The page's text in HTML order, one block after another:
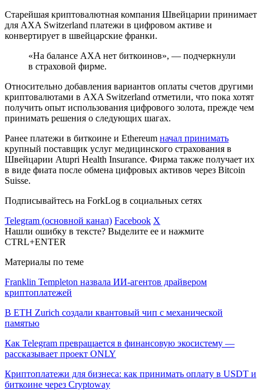
Старейшая криптовалютная компания Швейцарии принимает
для AXA Switzerland платежи в цифровом активе и
конвертирует в швейцарские франки.
«На балансе AXA нет биткоинов», — подчеркнули
в страховой фирме.
Относительно добавления вариантов оплаты счетов другими
криптовалютами в AXA Switzerland отметили, что пока хотят
получить опыт использования цифрового золота, прежде чем
принимать решения о следующих шагах.
Ранее платежи в биткоине и Ethereum начал принимать
крупный поставщик услуг медицинского страхования в
Швейцарии Atupri Health Insurance. Фирма также получает их
в виде фиата после обмена цифровых активов через Bitcoin
Suisse.
Подписывайтесь на ForkLog в социальных сетях
Telegram (основной канал) Facebook X
Нашли ошибку в тексте? Выделите ее и нажмите
CTRL+ENTER
Материалы по теме
Franklin Templeton назвала ИИ-агентов драйвером
криптоплатежей
В ETH Zurich создали квантовый чип с механической
памятью
Как Telegram превращается в финансовую экосистему —
рассказывает проект ONLY
Криптоплатежи для бизнеса: как принимать оплату в USDT и
биткоине через Cryptoway